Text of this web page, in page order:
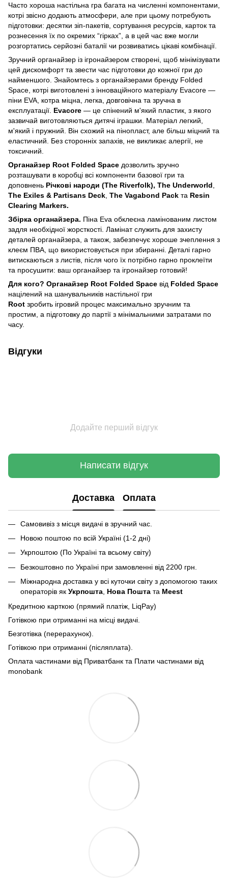
Часто хороша настільна гра багата на численні компонентами,
котрі звісно додають атмосфери, але при цьому потребують
підготовки: десятки зіп-пакетів, сортування ресурсів, карток та
рознесення їх по окремих “гірках”, а в цей час вже могли
розгортатись серйозні баталії чи розвиватись цікаві комбінації.
Зручний органайзер із ігронайзером створені, щоб мінімізувати
цей дискомфорт та звести час підготовки до кожної гри до
найменшого. Знайомтесь з органайзерами бренду Folded
Space, котрі виготовлені з інноваційного матеріалу Evacore —
піни EVA, котра міцна, легка, довговічна та зручна в
експлуатації. Evacore — це спінений м'який пластик, з якого
зазвичай виготовляються дитячі іграшки. Матеріал легкий,
м'який і пружний. Він схожий на пінопласт, але більш міцний та
еластичний. Без сторонніх запахів, не викликає алергії, не
токсичний.
Органайзер Root Folded Space дозволить зручно
розташувати в коробці всі компоненти базової гри та
доповнень Річкові народи (The Riverfolk), The Underworld
The Exiles & Partisans Deck The Vagabond Pack та Resin
Clearing Markers.
Збірка органайзера. Піна Eva обклеєна ламінованим листом
задля необхідної жорсткості. Ламінат служить для захисту
деталей органайзера, а також, забезпечує хороше зчеплення з
клеєм ПВА, що використовується при збиранні. Деталі гарно
витискаються з листів, після чого їх потрібно гарно проклеїти
та просушити: ваш органайзер та ігронайзер готовий!
Для кого? Органайзер Root Folded Space від Folded Space
націлений на шанувальників настільної гри
Root зробить ігровий процес максимально зручним та
простим, а підготовку до партії з мінімальними затратами по
часу.
Відгуки
Додайте перший відгук
Написати відгук
Доставка Оплата
Самовивіз з місця видачі в зручний час.
Новою поштою по всій Україні (1-2 дні)
Укрпоштою (По Україні та всьому світу)
Безкоштовно по Україні при замовленні від 2200 грн.
Міжнародна доставка у всі куточки світу з допомогою таких
операторів як Укрпошта Нова Пошта та Meest
Кредитною карткою (прямий платіж, LiqPay)
Готівкою при отриманні на місці видачі.
Безготівка (перерахунок).
Готівкою при отриманні (післяплата).
Оплата частинами від Приватбанк та Плати частинами від
monobank